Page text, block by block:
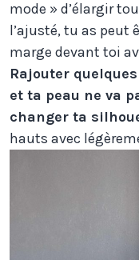
mode » d’élargir
l’ajusté, tu as peut
marge devant toi
Rajouter
et ta peau ne va
changer ta
hauts avec